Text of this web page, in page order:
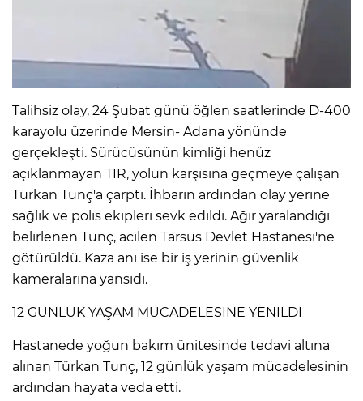
Talihsiz olay, 24 Şubat günü öğlen saatlerinde D-400
karayolu üzerinde Mersin- Adana yönünde
gerçekleşti. Sürücüsünün kimliği henüz
açıklanmayan TIR, yolun karşısına geçmeye çalışan
Türkan Tunç'a çarptı. İhbarın ardından olay yerine
sağlık ve polis ekipleri sevk edildi. Ağır yaralandığı
belirlenen Tunç, acilen Tarsus Devlet Hastanesi'ne
götürüldü. Kaza anı ise bir iş yerinin güvenlik
kameralarına yansıdı.
12 GÜNLÜK YAŞAM MÜCADELESİNE YENİLDİ
Hastanede yoğun bakım ünitesinde tedavi altına
alınan Türkan Tunç, 12 günlük yaşam mücadelesinin
ardından hayata veda etti.